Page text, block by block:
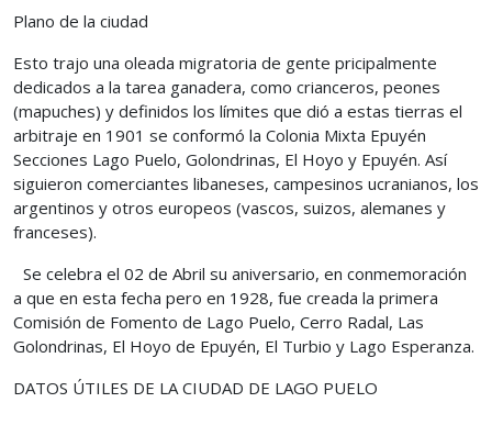
Plano de la ciudad
Esto trajo una oleada migratoria de gente pricipalmente
dedicados a la tarea ganadera, como crianceros, peones
(mapuches) y definidos los límites que dió a estas tierras el
arbitraje en 1901 se conformó la Colonia Mixta Epuyén
Secciones Lago Puelo, Golondrinas, El Hoyo y Epuyén. Así
siguieron comerciantes libaneses, campesinos ucranianos, los
argentinos y otros europeos (vascos, suizos, alemanes y
franceses).
Se celebra el 02 de Abril su aniversario, en conmemoración
a que en esta fecha pero en 1928, fue creada la primera
Comisión de Fomento de Lago Puelo, Cerro Radal, Las
Golondrinas, El Hoyo de Epuyén, El Turbio y Lago Esperanza.
DATOS ÚTILES DE LA CIUDAD DE LAGO PUELO